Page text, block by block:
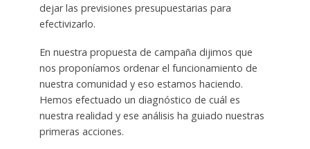
dejar las previsiones presupuestarias para
efectivizarlo.
En nuestra propuesta de campaña dijimos que
nos proponíamos ordenar el funcionamiento de
nuestra comunidad y eso estamos haciendo.
Hemos efectuado un diagnóstico de cuál es
nuestra realidad y ese análisis ha guiado nuestras
primeras acciones.